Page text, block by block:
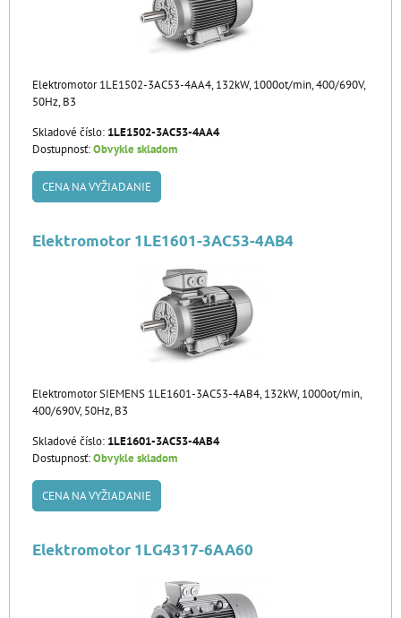
Elektromotor 1LE1502-3AC53-4AA4, 132kW, 1000ot/min, 400/690V,
50Hz, B3
Skladové číslo: 1LE1502-3AC53-4AA4
Dostupnosť:Obvykle skladom
CENA NA VYŽIADANIE
Elektromotor 1LE1601-3AC53-4AB4
Elektromotor SIEMENS 1LE1601-3AC53-4AB4, 132kW, 1000ot/min,
400/690V, 50Hz, B3
Skladové číslo: 1LE1601-3AC53-4AB4
Dostupnosť:Obvykle skladom
CENA NA VYŽIADANIE
Elektromotor 1LG4317-6AA60